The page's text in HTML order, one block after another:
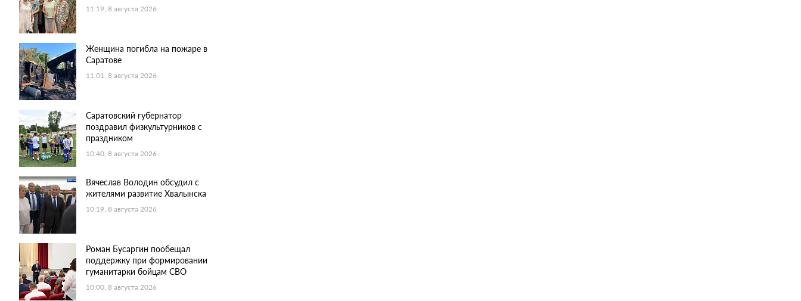
11:19, 8 августа 2026
Женщина погибла на пожаре в
Саратове
11:01, 8 августа 2026
Саратовский губернатор
поздравил физкультурников с
праздником
10:40, 8 августа 2026
Вячеслав Володин обсудил с
жителями развитие Хвалынска
10:19, 8 августа 2026
Роман Бусаргин пообещал
поддержку при формировании
гуманитарки бойцам СВО
10:00, 8 августа 2026